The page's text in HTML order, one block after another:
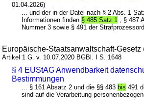
01.04.2026)
... und der in der Datei nach § 2 Abs. 1
Informationen finden § 485 Satz 1
, § 487
Nummer 3 sowie § 491 der
Europäische-Staatsanwaltschaft-Gesetz
Artikel 1 G. v. 10.07.2020 BGBl. I S. 1648
§ 4 EUStAG Anwendbarkeit
Bestimmungen
... § 161 Absatz 2 und die §§ 483bis 491
sind auf die Verarbeitung